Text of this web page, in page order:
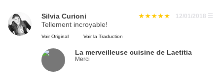
Silvia Curioni 12/01/2018 ☰
Tellement incroyable!
Voir Original Voir la Traduction
La merveilleuse cuisine de Laetitia
Merci